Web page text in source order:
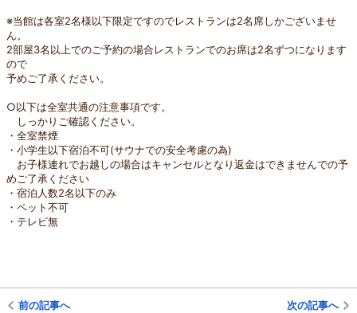
※当館は各室2名様以下限定ですのでレストランは2名席しかございませ
ん。
2部屋3名以上でのご予約の場合レストランでのお席は2名ずつになります
ので
予めご了承ください。
○以下は全室共通の注意事項です。
しっかりご確認ください。
・全室禁煙
・小学生以下宿泊不可(サウナでの安全考慮の為)
お子様連れでお越しの場合はキャンセルとなり返金はできませんでの予
めご了承ください
・宿泊人数2名以下のみ
・ペット不可
・テレビ無
前の記事へ 次の記事へ